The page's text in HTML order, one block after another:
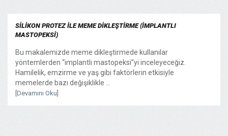
SİLİKON PROTEZ İLE MEME DİKLEŞTİRME (İMPLANTLI
MASTOPEKSİ)
Bu makalemizde meme dikleştirmede kullanılar
yöntemlerden “implantlı mastopeksi”yi inceleyeceğiz.
Hamilelik, emzirme ve yaş gibi faktörlerin etkisiyle
memelerde bazı değişiklikle ...
[Devamını Oku]